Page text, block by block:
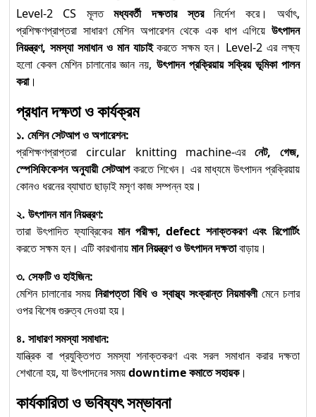
Level-2 CS মূলতমধ্যবর্তী দক্ষতার স্তরনির্দেশ করে। অর্থাৎ,
প্রশিক্ষণপ্রাপ্তরা সাধারণ মেশিন অপারেশন থেকে এক ধাপ এগিয়েউৎপাদন
নিয়ন্ত্রণ, সমস্যা সমাধান ও মান যাচাইকরতে সক্ষম হন। Level-2 এর লক্ষ্য
হলো কেবল মেশিন চালানোর জ্ঞান নয়, উৎপাদন প্রক্রিয়ায় সক্রিয় ভূমিকা পালন
করা।
প্রধান দক্ষতা ও কার্যক্রম
১. মেশিন সেটআপ ও অপারেশন:
প্রশিক্ষণপ্রাপ্তরা circular knitting machine-এরনেট, গেজ,
স্পেসিফিকেশন অনুযায়ী সেটআপকরতে শিখেন। এর মাধ্যমে উৎপাদন প্রক্রিয়ায়
কোনও ধরনের ব্যাঘাত ছাড়াই মসৃণ কাজ সম্পন্ন হয়।
২. উৎপাদন মান নিয়ন্ত্রণ:
তারা উৎপাদিত ফ্যাব্রিকের মান পরীক্ষা, defect শনাক্তকরণ এবং রিপোর্টিং
করতে সক্ষম হন। এটি কারখানায়মান নিয়ন্ত্রণ ও উৎপাদন দক্ষতাবাড়ায়।
৩. সেফটি ও হাইজিন:
মেশিন চালানোর সময়নিরাপত্তা বিধি ও স্বাস্থ্য সংক্রান্ত নিয়মাবলীমেনে চলার
ওপর বিশেষ গুরুত্ব দেওয়া হয়।
৪. সাধারণ সমস্যা সমাধান:
যান্ত্রিক বা প্রযুক্তিগত সমস্যা শনাক্তকরণ এবং সরল সমাধান করার দক্ষতা
শেখানো হয়, যা উৎপাদনের সময়downtime কমাতে সহায়ক।
কার্যকারিতা ও ভবিষ্যৎ সম্ভাবনা